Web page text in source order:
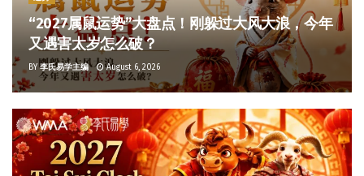
“2027属鼠运势”大盘点！刚躲过大风大浪，今年
又遇害太岁怎么破？
BY 李氏易学主编 August 6, 2026